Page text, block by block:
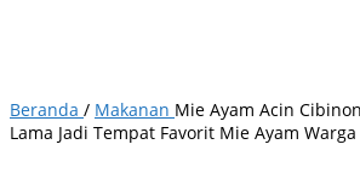
Beranda / Makanan Mie Ayam Acin
Lama Jadi Tempat Favorit Mie Ayam